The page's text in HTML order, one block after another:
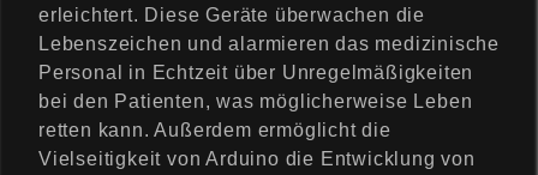
erleichtert. Diese Geräte überwachen die
Lebenszeichen und alarmieren das medizinische
Personal in Echtzeit über Unregelmäßigkeiten
bei den Patienten, was möglicherweise Leben
retten kann. Außerdem ermöglicht die
Vielseitigkeit von Arduino die Entwicklung von